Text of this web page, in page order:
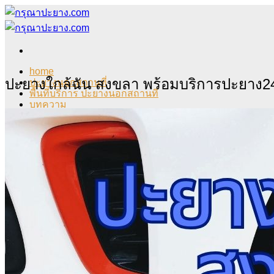
Skip
to
content
home
ปะยางนอกสถานที่
พื้นที่บริการ ปะยางนอกสถานที่
บทความ
บริการของเรา
ติดต่อเรา
ปะยางใกล้ฉัน สงขลา พร้อมบริการปะยาง